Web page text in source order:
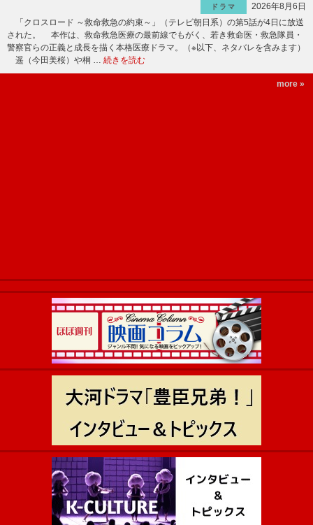
ドラマ
2026年8月6日
「クロスロード ～救命救急の約束～」（テレビ朝日系）の第5話が4日に放送
された。 本作は、救命救急医療の最前線でもがく、若き救命医・救急隊員・
警察官らの正義と成長を描く本格医療ドラマ。（※以下、ネタバレを含みます）
遥（今田美桜）や桐 … 続きを読む
more »